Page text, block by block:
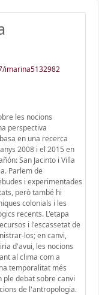
imarina5132982
les nocions
perspectiva
en una recerca
2008 i el 2015 en
San Jacinto i Villa
Parlem de
i experimentades
però també hi
colonials i les
recents. L'etapa
i l'escassetat de
los; en canvi,
d'avui, les nocions
al clima com a
temporalitat més
ple debat sobre canvi
de l'antropologia.